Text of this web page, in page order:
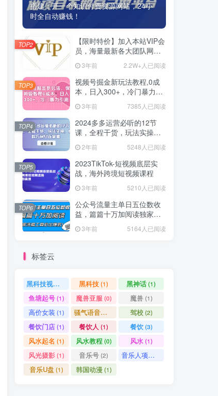
搭建：开一个知识付费资源网站，24小
时全自动赚钱！
【限时特价】加入本站VIP会
员，海量最新各大团队网赚
内部教程全免费，每天持续
更新！
3年前 2.2W+人已阅读
TOP2
视频号掘金新玩法教程,0成
本，日入300+，冷门暴力引
流 3年前 7385人已阅读
TOP3
2024多多运营必听的12节
课，全程干货，玩法实操，
爆款方案尽在掌握
2年前 5248人已阅读
TOP4
2023TikTok-短视频底层实
战，海外跨境短视频课程
3年前 5210人已阅读
TOP5
公众号流量主单日五位数收
益，篇篇十万加阅读独家洗
稿工具必出爆款！
3年前 5164人已阅读
TOP6
标签云
黑科技视频搬运 (1)黑科技(1) 黑神话(1)
鱼塘起号(1) 魔兽亚服 (0) 魔兽(1)
高价女装 (1) 骚气语音包 驾校(2)
餐饮门店(1) 餐饮人 (1) 餐饮(3)
风水起名 (1) 风水教程 (0) 风水 (1)
风光摄影(1) 音乐号(2) 音乐人项目
音乐U盘 (1) 韩国动漫 (1)